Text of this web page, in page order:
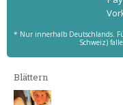
* Nur innerhalb Deutschlands.
Schweiz)
Blättern